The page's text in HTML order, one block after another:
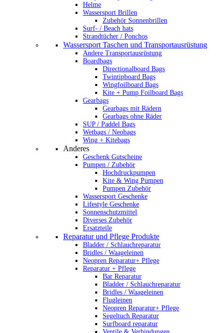
Helme
Wassersport Brillen
Zubehör Sonnenbrillen
Surf- / Beach hats
Strandtücher / Ponchos
Wassersport Taschen und Transportausrüstung
Andere Transportausrüstung
Boardbags
Directionalboard Bags
Twintipboard Bags
Wingfoilboard Bags
Kite + Pump Foilboard Bags
Gearbags
Gearbags mit Rädern
Gearbags ohne Räder
SUP / Paddel Bags
Wetbags / Neobags
Wing + Kitebags
Anderes
Geschenk Gutscheine
Pumpen / Zubehör
Hochdruckpumpen
Kite & Wing Pumpen
Pumpen Zubehör
Wassersport Geschenke
Lifestyle Geschenke
Sonnenschutzmittel
Diverses Zubehör
Ersatzteile
Reparatur und Pflege Produkte
Bladder / Schlauchreparatur
Bridles / Waageleinen
Neopren Reparatur+ Pflege
Reparatur + Pflege
Bar Reparatur
Bladder / Schlauchreparatur
Bridles / Waageleinen
Flugleinen
Neopren Reparatur+ Pflege
Segeltuch Reparatur
Surfboard reparatur